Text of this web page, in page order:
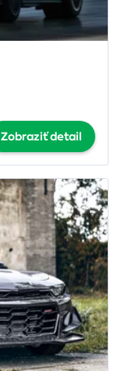
Zobraziť detail